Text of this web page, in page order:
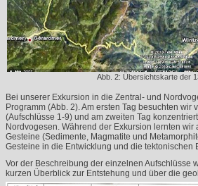
Abb. 2: Übersichtskarte der
Bei unserer Exkursion in die Zentral- und
Programm (Abb. 2). Am ersten Tag besuchten
(Aufschlüsse 1-9) und am zweiten Tag
Nordvogesen. Während der Exkursion lernten
Gesteine (Sedimente, Magmatite und
Gesteine in die Entwicklung und die tektonischen
Vor der Beschreibung der einzelnen Aufschlüsse
kurzen Überblick zur Entstehung und über die